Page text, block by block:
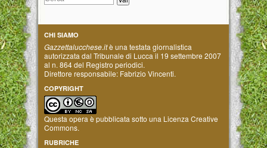
CHI SIAMO
Gazzettalucchese.itè una testata giornalistica
autorizzata dal Tribunale di Lucca il 19 settembre 2007
al n. 864 del Registro periodici.
Direttore responsabile: Fabrizio Vincenti.
COPYRIGHT
Questa opera è pubblicata sotto una Licenza Creative
Commons.
RUBRICHE